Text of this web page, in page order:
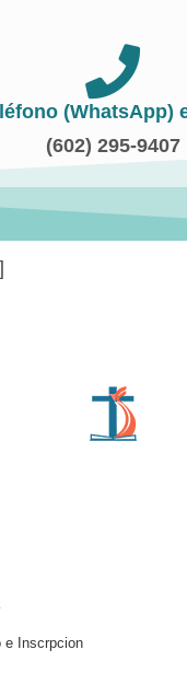
(WhatsApp)
(602) 295-9407
e Inscrpcion